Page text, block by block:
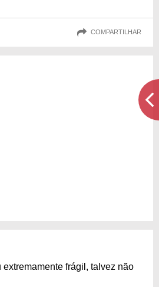
COMPARTILHAR
frágil, talvez não